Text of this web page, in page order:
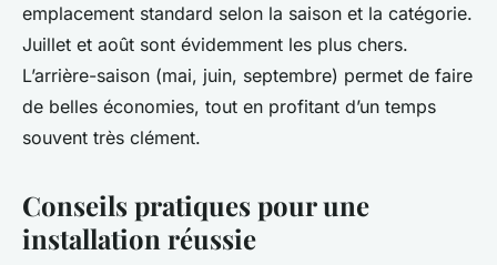
emplacement standard selon la saison et la catégorie.
Juillet et août sont évidemment les plus chers.
L’arrière-saison (mai, juin, septembre) permet de faire
de belles économies, tout en profitant d’un temps
souvent très clément.
Conseils pratiques pour une
installation réussie